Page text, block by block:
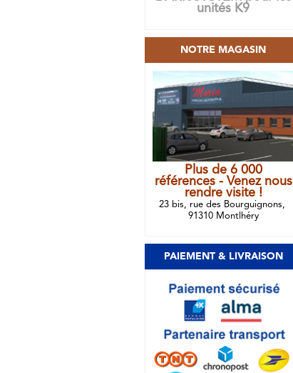
unités K9
NOTRE MAGASIN
Plus de 6 000
références - Venez nous
rendre visite !
23 bis, rue des Bourguignons,
91310 Montlhéry
PAIEMENT & LIVRAISON